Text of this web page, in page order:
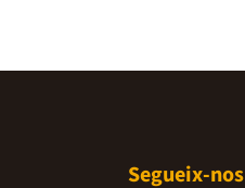
Segueix-nos